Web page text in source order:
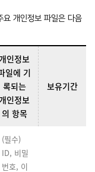
요 개인정보 파일은 다음
개인정보
일에 기
록되는
개인정보
의 항목
보유기간
(필수)
ID, 비밀
번호, 이